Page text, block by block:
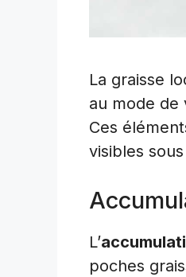
La graisse
au mode de
Ces
visibles
L’
poches